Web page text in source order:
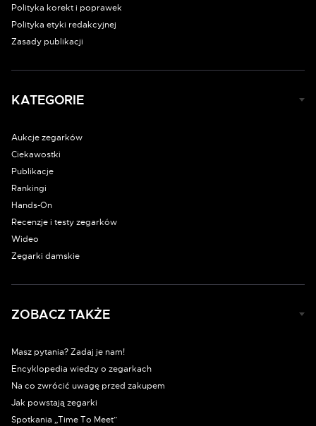
Polityka korekt i poprawek
Polityka etyki redakcyjnej
Zasady publikacji
KATEGORIE
Aukcje zegarków
Ciekawostki
Publikacje
Rankingi
Hands-On
Recenzje i testy zegarków
Wideo
Zegarki damskie
ZOBACZ TAKŻE
Masz pytania? Zadaj je nam!
Encyklopedia wiedzy o zegarkach
Na co zwrócić uwagę przed zakupem
Jak powstają zegarki
Spotkania „Time To Meet”